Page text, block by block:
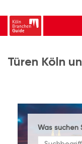
Türen Köln
Was suchen